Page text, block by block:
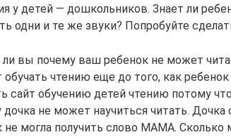
у детей — дошкольников. Знает ли
одни и те же звуки? Попробуйте
вы почему ваш ребенок не может
обучать чтению еще до того, как
сайт обучению детей чтению потому
дочка не может научиться читать.
не могла получить слово МАМА. Сколько